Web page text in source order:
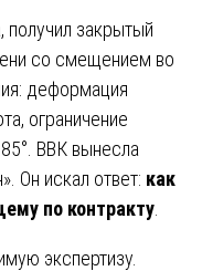
получил закрытый
со смещением во
деформация
ограничение
ВВК вынесла
Он искал ответ: как
по контракту
экспертизу.